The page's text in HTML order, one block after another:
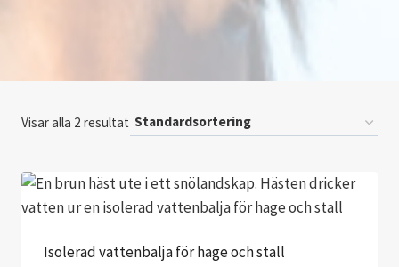
Visar alla 2 resultat
Isolerad vattenbalja för hage och stall